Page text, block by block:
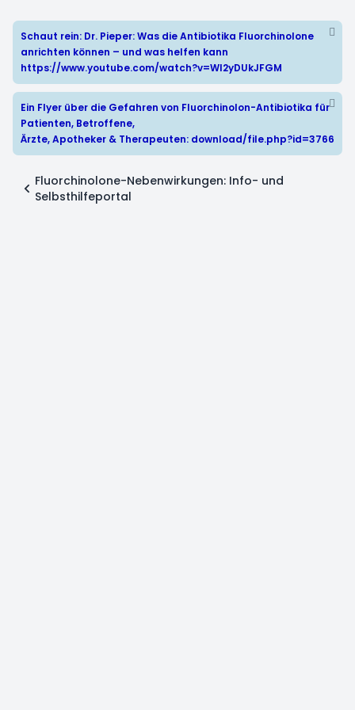
Schaut rein: Dr. Pieper: Was die Antibiotika Fluorchinolone
anrichten können – und was helfen kann
https://www.youtube.com/watch?v=WI2yDUkJFGM
Ein Flyer über die Gefahren von Fluorchinolon-Antibiotika für
Patienten, Betroffene,
Ärzte, Apotheker & Therapeuten: download/file.php?id=3766
Fluorchinolone-Nebenwirkungen: Info- und
Selbsthilfeportal